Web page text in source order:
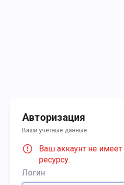
Авторизация
Ваши учетные данные
Ваш аккаунт не
ресурсу.
Логин